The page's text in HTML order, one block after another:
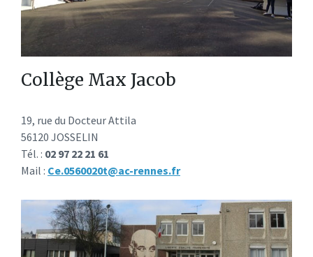
Collège Max Jacob
19, rue du Docteur Attila
56120 JOSSELIN
Tél. : 02 97 22 21 61
Mail : Ce.0560020t@ac-rennes.fr